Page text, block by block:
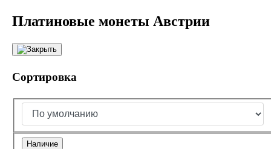
Платиновые монеты Австрии
Сортировка
Наличие